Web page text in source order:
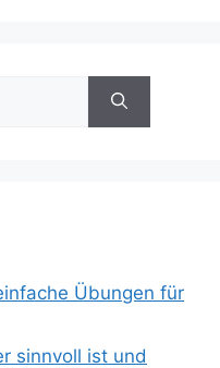
Übungen für
sinnvoll ist und